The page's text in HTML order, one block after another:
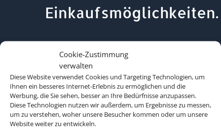
Cookie-Zustimmung
verwalten
Diese Website verwendet Cookies und Targeting Technologien, um
Ihnen ein besseres Internet-Erlebnis zu ermöglichen und die
Werbung, die Sie sehen, besser an Ihre Bedürfnisse anzupassen.
Diese Technologien nutzen wir außerdem, um Ergebnisse zu messen,
um zu verstehen, woher unsere Besucher kommen oder um unsere
Website weiter zu entwickeln.
Einkaufsmöglichkeiten.